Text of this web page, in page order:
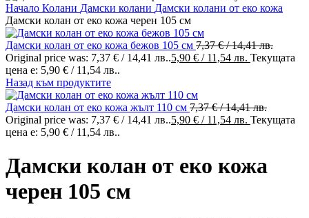
Начало Колани Дамски колани Дамски колани от еко кожа
Дамски колан от еко кожа черен 105 см
Дамски колан от еко кожа бежов 105 см 7,37€/ 14,41 лв.
Original price was: 7,37 € / 14,41 лв..5,90 € / 11,54 лв. Текущата
цена е: 5,90 € / 11,54 лв..
Назад към продуктите
Дамски колан от еко кожа жълт 110 см 7,37€/ 14,41 лв.
Original price was: 7,37 € / 14,41 лв..5,90 € / 11,54 лв. Текущата
цена е: 5,90 € / 11,54 лв..
Дамски колан от еко кожа
черен 105 см